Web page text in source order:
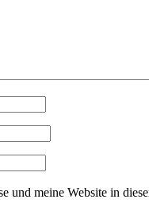
und meine Website in